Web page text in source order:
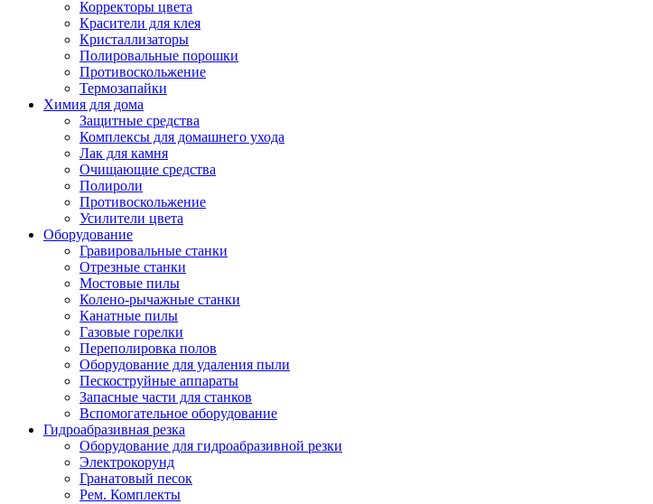
Корректоры цвета
Красители для клея
Кристаллизаторы
Полировальные порошки
Противоскольжение
Термозапайки
Химия для дома
Защитные средства
Комплексы для домашнего ухода
Лак для камня
Очищающие средства
Полироли
Противоскольжение
Усилители цвета
Оборудование
Гравировальные станки
Отрезные станки
Мостовые пилы
Колено-рычажные станки
Канатные пилы
Газовые горелки
Переполировка полов
Оборудование для удаления пыли
Пескоструйные аппараты
Запасные части для станков
Вспомогательное оборудование
Гидроабразивная резка
Оборудование для гидроабразивной резки
Электрокорунд
Гранатовый песок
Рем. Комплекты